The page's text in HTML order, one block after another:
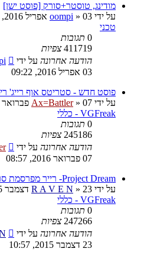
מודינג, טוסטר+סורק [פוסט ישן]
על ידי
oompi » 03 אפריל 2016, 09:22
טכני
0 תגובות
411719 צפיות
הודעה אחרונה על ידי
03 אפריל 2016, 09:22
פוסט חדש - סטריטס אוף רייג'
על ידי
Ax=Battler» 07 פברואר 2016, 08:57
VGFreak - כללי
0 תגובות
245186 צפיות
הודעה אחרונה על ידי
07 פברואר 2016, 08:57
Project Dream- רייר מפרסמת סרטון על משחק שלא יצא לSNES
על ידי
R A V E N » 23 דצמבר 2015, 10:57
VGFreak - כללי
0 תגובות
247266 צפיות
הודעה אחרונה על ידי
23 דצמבר 2015, 10:57